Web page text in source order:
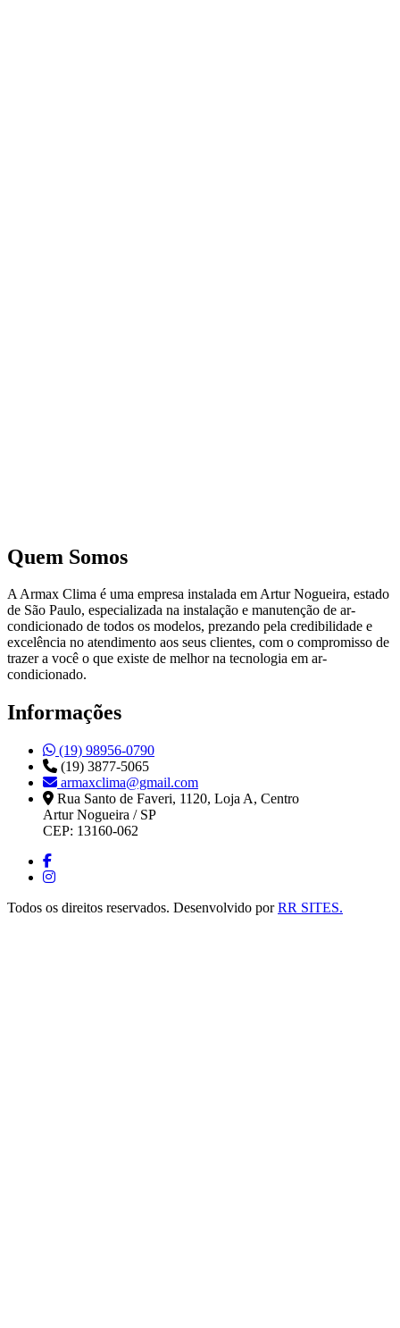
Quem Somos
A Armax Clima é uma empresa instalada em Artur Nogueira, estado
de São Paulo, especializada na instalação e manutenção de ar-
condicionado de todos os modelos, prezando pela credibilidade e
excelência no atendimento aos seus clientes, com o compromisso de
trazer a você o que existe de melhor na tecnologia em ar-
condicionado.
Informações
(19) 98956-0790
(19) 3877-5065
armaxclima@gmail.com
Rua Santo de Faveri, 1120, Loja A, Centro
Artur Nogueira / SP
CEP: 13160-062
Todos os direitos reservados. Desenvolvido porRR SITES.